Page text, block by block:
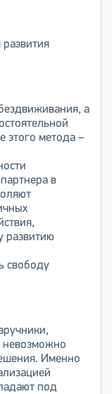
а
этого метода –
в
развитию
свободу
невозможно
Именно
под